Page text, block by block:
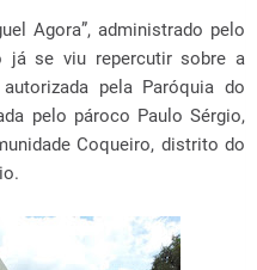
Agora”, administrado pelo
já se viu repercutir sobre a
pela Paróquia do
pelo pároco Paulo Sérgio,
Coqueiro, distrito do